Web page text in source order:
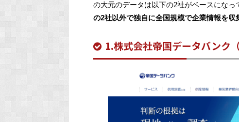
の大元のデータは以下の2社がベースになっ
の2社以外で独自に全国規模で企業情報を
1.株式会社帝国データバンク（